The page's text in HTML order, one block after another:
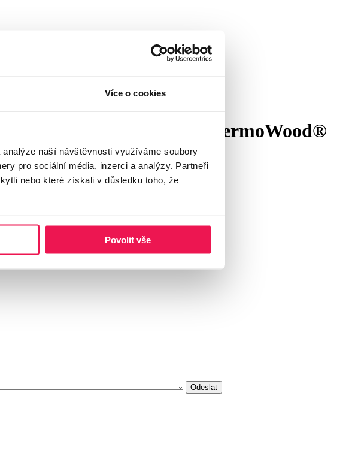
Více o cookies
naší návštěvnosti využíváme soubory
pro sociální média, inzerci a analýzy. Partneři
nebo které získali v důsledku toho, že
Povolit vše
prkna ThermoWood® SHP
hoblovaná prkna ThermoWood®
Odeslat